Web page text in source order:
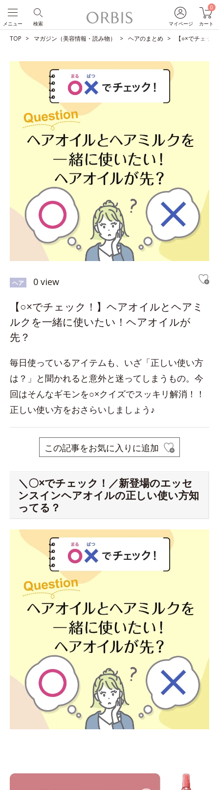
マイページ
0
カート
検索
メニュー
TOP マガジン（美容情報・読み物） ヘアのまとめ 【○×でチェッ
ヘア 0 view
【○×でチェック！】ヘアオイルとヘアミ
ルクを一緒に使いたい！ヘアオイルが
先？
毎日使っているアイテムも、いざ「正しい使い方
は？」と聞かれると意外と迷ってしまうもの。今
回はそんなギモンを○×クイズでスッキリ解消！！
正しい使い方をおさらいしましょう♪
この記事をお気に入りに追加
＼〇×でチェック！／新登場のエッセ
ンスインヘアオイルの正しい使い方知
ってる？